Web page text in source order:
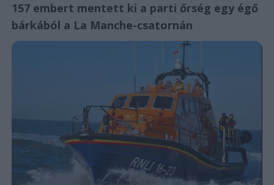
157 embert mentett ki a parti őrség egy égő
bárkából a La Manche-csatornán